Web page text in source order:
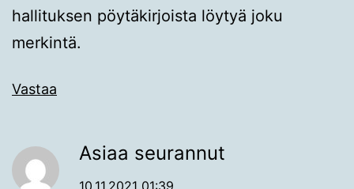
hallituksen pöytäkirjoista löytyä joku
merkintä.
Vastaa
Asiaa seurannut